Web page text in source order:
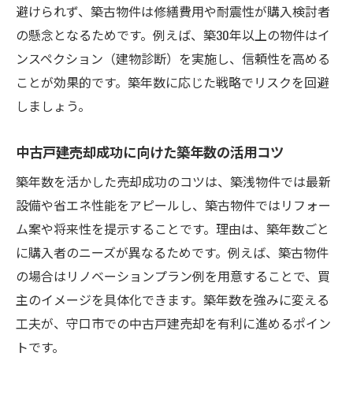
避けられず、築古物件は修繕費用や耐震性が購入検討者
の懸念となるためです。例えば、築30年以上の物件はイ
ンスペクション（建物診断）を実施し、信頼性を高める
ことが効果的です。築年数に応じた戦略でリスクを回避
しましょう。
中古戸建売却成功に向けた築年数の活用コツ
築年数を活かした売却成功のコツは、築浅物件では最新
設備や省エネ性能をアピールし、築古物件ではリフォー
ム案や将来性を提示することです。理由は、築年数ごと
に購入者のニーズが異なるためです。例えば、築古物件
の場合はリノベーションプラン例を用意することで、買
主のイメージを具体化できます。築年数を強みに変える
工夫が、守口市での中古戸建売却を有利に進めるポイン
トです。